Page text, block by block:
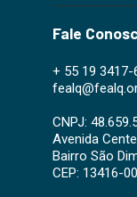
Fale
+ 55 19 3417-
CNPJ:
Avenida
Bairro São
CEP: 13416-